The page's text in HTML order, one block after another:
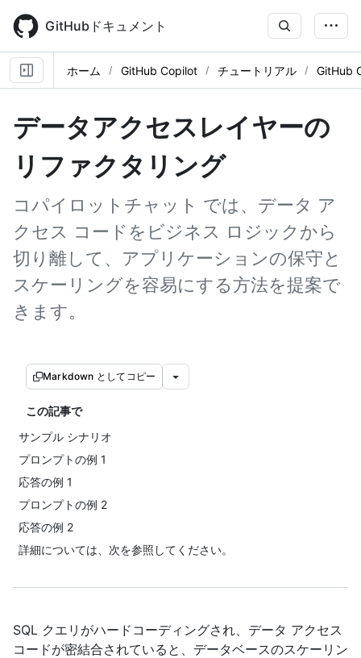
main
content
GitHubドキュメント
ホーム GitHub Copilot チュートリアル GitHub
データアクセスレイヤーの
リファクタリング
コパイロットチャット では、データ ア
クセス コードをビジネス ロジックから
切り離して、アプリケーションの保守と
スケーリングを容易にする方法を提案で
きます。
Markdown としてコピー
この記事で
サンプル シナリオ
プロンプトの例 1
応答の例 1
プロンプトの例 2
応答の例 2
詳細については、次を参照してください。
SQL クエリがハードコーディングされ、データ アクセス
コードが密結合されていると、データベースのスケーリン